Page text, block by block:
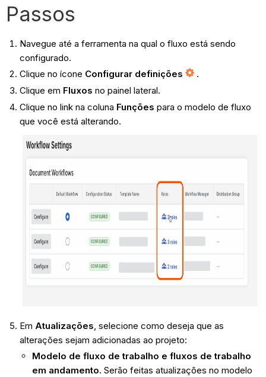
Passos
Navegue até a ferramenta na qual o fluxo está sendo
configurado.
Clique no ícone Configurar definições
.
Clique em Fluxos no painel lateral.
Clique no link na coluna Funções para o modelo de fluxo
que você está alterando.
Em Atualizações , selecione como deseja que as
alterações sejam adicionadas ao projeto:
Modelo de fluxo de trabalho e fluxos de trabalho
em andamento. Serão feitas atualizações no modelo